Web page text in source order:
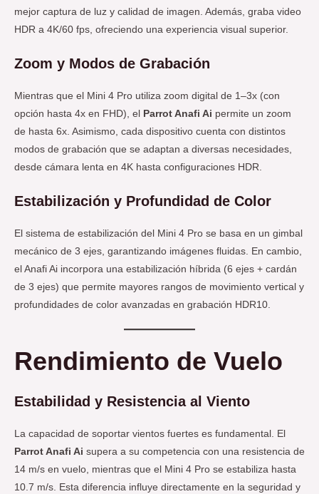
mejor captura de luz y calidad de imagen. Además, graba video
HDR a 4K/60 fps, ofreciendo una experiencia visual superior.
Zoom y Modos de Grabación
Mientras que el Mini 4 Pro utiliza zoom digital de 1–3x (con
opción hasta 4x en FHD), el Parrot Anafi Ai permite un zoom
de hasta 6x. Asimismo, cada dispositivo cuenta con distintos
modos de grabación que se adaptan a diversas necesidades,
desde cámara lenta en 4K hasta configuraciones HDR.
Estabilización y Profundidad de Color
El sistema de estabilización del Mini 4 Pro se basa en un gimbal
mecánico de 3 ejes, garantizando imágenes fluidas. En cambio,
el Anafi Ai incorpora una estabilización híbrida (6 ejes + cardán
de 3 ejes) que permite mayores rangos de movimiento vertical y
profundidades de color avanzadas en grabación HDR10.
Rendimiento de Vuelo
Estabilidad y Resistencia al Viento
La capacidad de soportar vientos fuertes es fundamental. El
Parrot Anafi Ai supera a su competencia con una resistencia de
14 m/s en vuelo, mientras que el Mini 4 Pro se estabiliza hasta
10.7 m/s. Esta diferencia influye directamente en la seguridad y